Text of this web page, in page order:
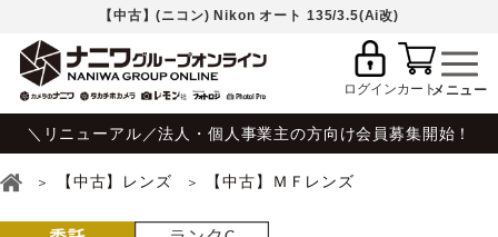
【中古】(ニコン) Nikon オート 135/3.5(Ai改)
ログインカート
＼リニューアル／法人・個人事業主の方向け会員募集開始！
【中古】レンズ 【中古】ＭＦレンズ